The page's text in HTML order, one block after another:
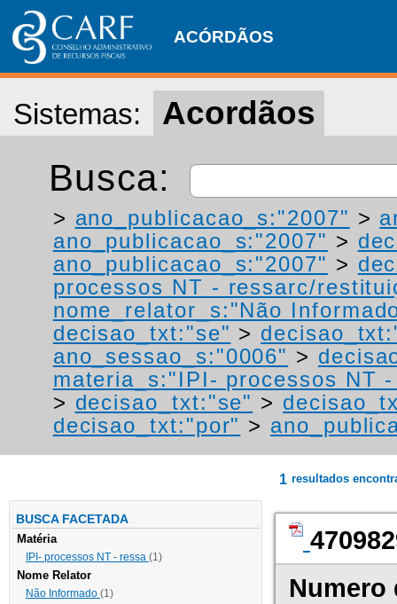
ACÓRDÃOS
Sistemas: Acordãos
Busca:
> ano_publicacao_s:"2007" >
ano_publicacao_s:"2007" >
ano_publicacao_s:"2007" >
processos NT - ressarc/
nome_relator_s:"Não
decisao_txt:"se" >
ano_sessao_s:"0006" >
materia_s:"IPI- processos NT
> decisao_txt:"se" >
decisao_txt:"por" >
BUSCA FACETADA
Matéria
IPI- processos NT - ressa (1)
Nome Relator
Não Informado (1)
1 resultados
Numero